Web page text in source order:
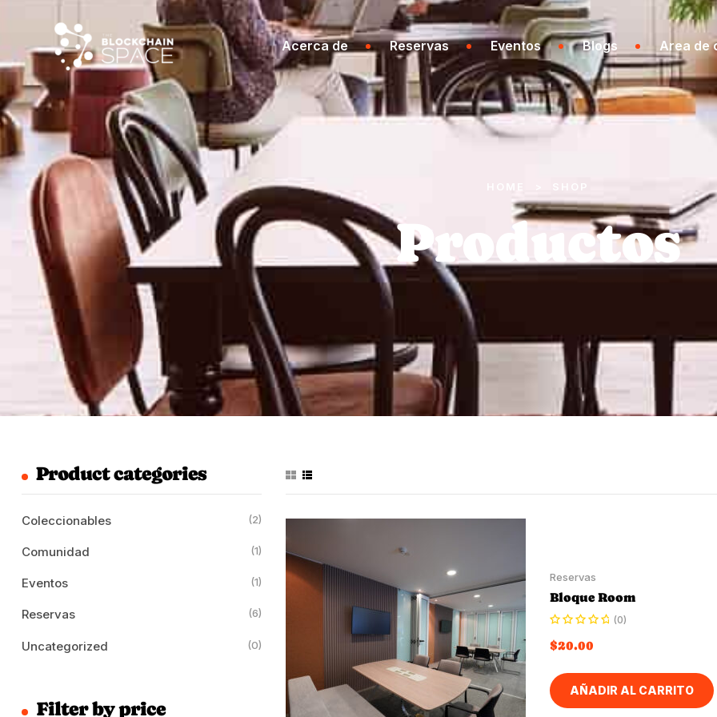
Acerca de Reservas Eventos Blogs Area de
SHOP
Productos
Reservas
Bloque Room
(0)
$20.00
AÑADIR AL CARRITO
Product categories
Coleccionables (2)
Comunidad (1)
Eventos (1)
Reservas (6)
Uncategorized (0)
Filter by price